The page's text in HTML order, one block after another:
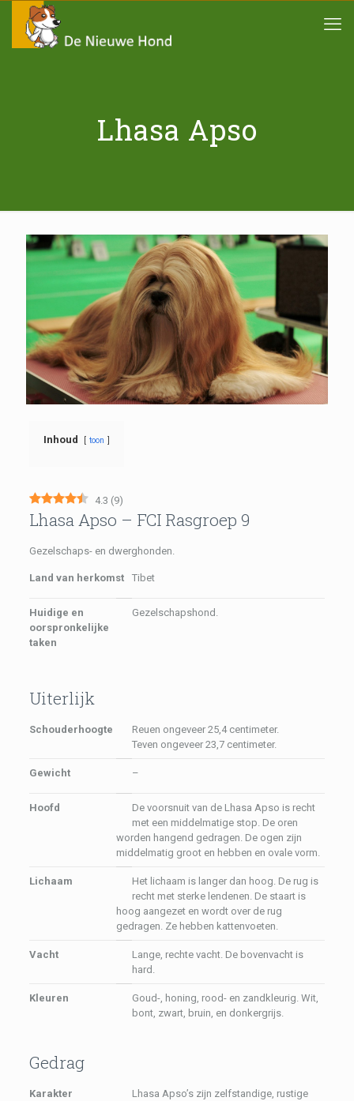
Lhasa Apso
Inhoud toon
4.3 (9)
Lhasa Apso – FCI Rasgroep 9
Gezelschaps- en dwerghonden.
Land van herkomst Tibet
Huidige en
oorspronkelijke
taken
Gezelschapshond.
Uiterlijk
Schouderhoogte
Reuen ongeveer 25,4 centimeter.
Teven ongeveer 23,7 centimeter.
Gewicht –
Hoofd
De voorsnuit van de Lhasa Apso is recht
met een middelmatige stop. De oren
worden hangend gedragen. De ogen zijn
middelmatig groot en hebben en ovale vorm.
Lichaam
Het lichaam is langer dan hoog. De rug is
recht met sterke lendenen. De staart is
hoog aangezet en wordt over de rug
gedragen. Ze hebben kattenvoeten.
Vacht
Lange, rechte vacht. De bovenvacht is
hard.
Kleuren
Goud-, honing, rood- en zandkleurig. Wit,
bont, zwart, bruin, en donkergrijs.
Gedrag
Karakter
Lhasa Apso’s zijn zelfstandige, rustige